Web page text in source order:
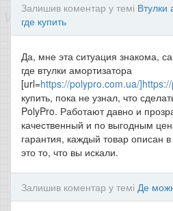
Залишив коментар у темі Втулки
где купить
Да, мне эта ситуация знакома,
где втулки амортизатора
[url=https://polypro.com.ua/
купить, пока не узнал, что
PolyPro. Работают давно и
качественный и по выгодным
гарантия, каждый товар описан
это то, что вы искали.
Залишив коментар у темі Де